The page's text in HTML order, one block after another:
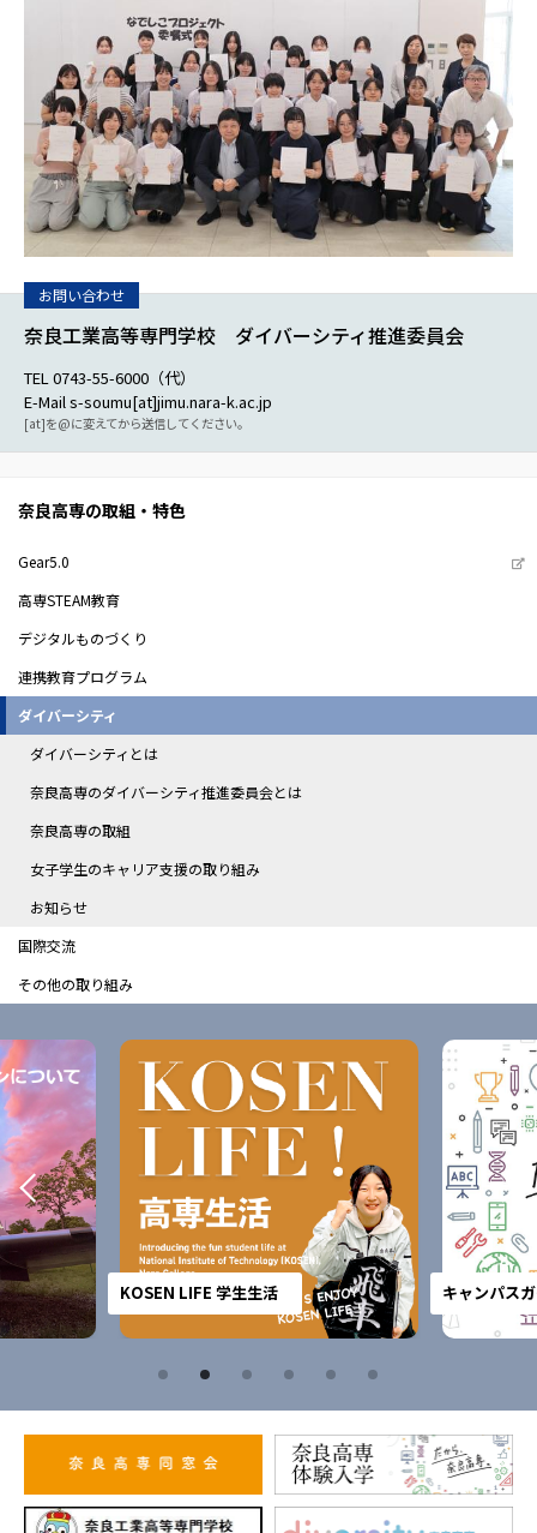
奈良工業高等専門学校 ダイバーシティ推進委員会
TEL 0743-55-6000（代）
E-Mail s-soumu[at]jimu.nara-k.ac.jp
[at]を@に変えてから送信してください。
奈良高専の取組・特色
Gear5.0
高専STEAM教育
デジタルものづくり
連携教育プログラム
ダイバーシティ
ダイバーシティとは
奈良高専のダイバーシティ推進委員会とは
奈良高専の取組
女子学生のキャリア支援の取り組み
お知らせ
国際交流
その他の取り組み
KOSEN LIFE 学生生活 キャンパス